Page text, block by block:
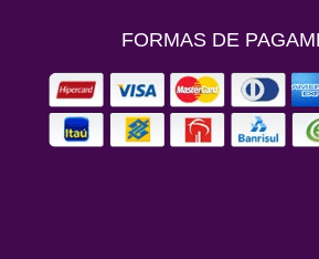
FORMAS DE